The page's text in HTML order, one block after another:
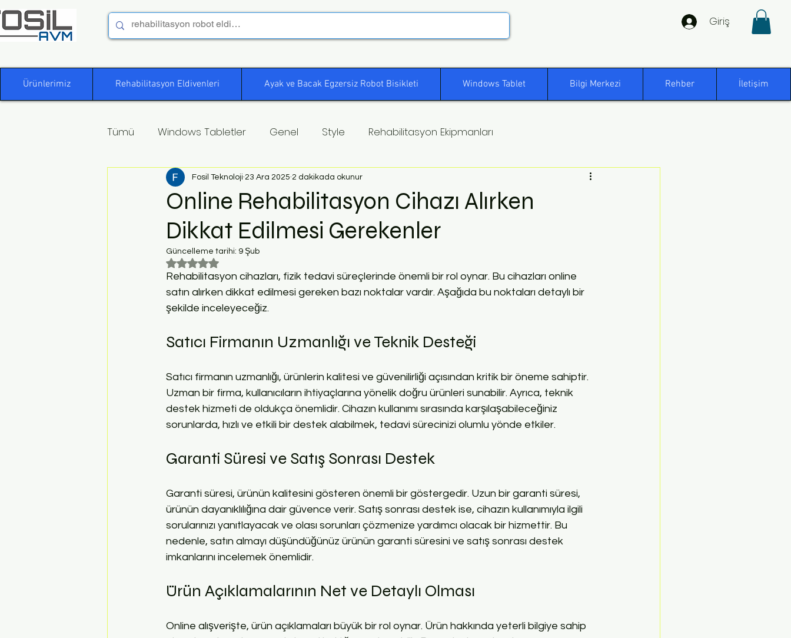
Giriş
Ürünlerimiz Rehabilitasyon Eldivenleri Ayak ve Bacak Egzersiz Robot Bisikleti Windows Tablet Bilgi Merkezi Rehber İletişim
Tümü Windows Tabletler Genel Style Rehabilitasyon Ekipmanları
Online Rehabilitasyon Cihazı Alırken
Dikkat Edilmesi Gerekenler
Fosil Teknoloji 23 Ara 2025 2 dakikada okunur
Güncelleme tarihi: 9 Şub
5 üzerinden NaN yıldız
Rehabilitasyon cihazları, fizik tedavi süreçlerinde önemli bir rol oynar. Bu cihazları online
satın alırken dikkat edilmesi gereken bazı noktalar vardır. Aşağıda bu noktaları detaylı bir
şekilde inceleyeceğiz.
Satıcı Firmanın Uzmanlığı ve Teknik Desteği
Satıcı firmanın uzmanlığı, ürünlerin kalitesi ve güvenilirliği açısından kritik bir öneme sahiptir.
Uzman bir firma, kullanıcıların ihtiyaçlarına yönelik doğru ürünleri sunabilir. Ayrıca, teknik
destek hizmeti de oldukça önemlidir. Cihazın kullanımı sırasında karşılaşabileceğiniz
sorunlarda, hızlı ve etkili bir destek alabilmek, tedavi sürecinizi olumlu yönde etkiler.
Garanti Süresi ve Satış Sonrası Destek
Garanti süresi, ürünün kalitesini gösteren önemli bir göstergedir. Uzun bir garanti süresi,
ürünün dayanıklılığına dair güvence verir. Satış sonrası destek ise, cihazın kullanımıyla ilgili
sorularınızı yanıtlayacak ve olası sorunları çözmenize yardımcı olacak bir hizmettir. Bu
nedenle, satın almayı düşündüğünüz ürünün garanti süresini ve satış sonrası destek
imkanlarını incelemek önemlidir.
Ürün Açıklamalarının Net ve Detaylı Olması
Online alışverişte, ürün açıklamaları büyük bir rol oynar. Ürün hakkında yeterli bilgiye sahip